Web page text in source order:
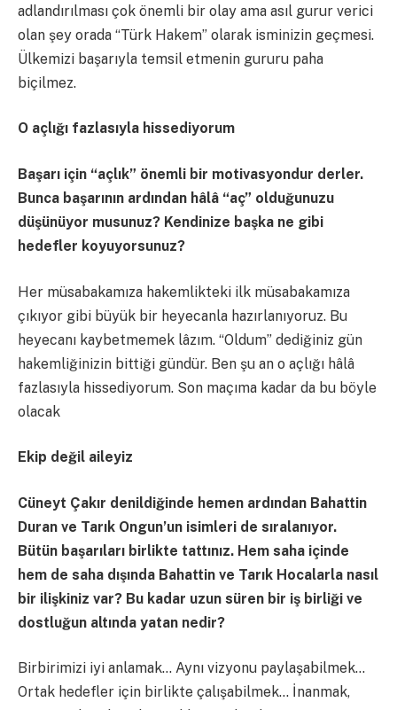
adlandırılması çok önemli bir olay ama asıl gurur verici
olan şey orada “Türk Hakem” olarak isminizin geçmesi.
Ülkemizi başarıyla temsil etmenin gururu paha
biçilmez.
O açlığı fazlasıyla hissediyorum
Başarı için “açlık” önemli bir motivasyondur derler.
Bunca başarının ardından hâlâ “aç” olduğunuzu
düşünüyor musunuz? Kendinize başka ne gibi
hedefler koyuyorsunuz?
Her müsabakamıza hakemlikteki ilk müsabakamıza
çıkıyor gibi büyük bir heyecanla hazırlanıyoruz. Bu
heyecanı kaybetmemek lâzım. “Oldum” dediğiniz gün
hakemliğinizin bittiği gündür. Ben şu an o açlığı hâlâ
fazlasıyla hissediyorum. Son maçıma kadar da bu böyle
olacak
Ekip değil aileyiz
Cüneyt Çakır denildiğinde hemen ardından Bahattin
Duran ve Tarık Ongun’un isimleri de sıralanıyor.
Bütün başarıları birlikte tattınız. Hem saha içinde
hem de saha dışında Bahattin ve Tarık Hocalarla nasıl
bir ilişkiniz var? Bu kadar uzun süren bir iş birliği ve
dostluğun altında yatan nedir?
Birbirimizi iyi anlamak… Aynı vizyonu paylaşabilmek…
Ortak hedefler için birlikte çalışabilmek… İnanmak,